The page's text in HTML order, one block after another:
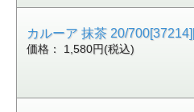
カルーア 抹茶 20/
価格： 1,580円(税込)